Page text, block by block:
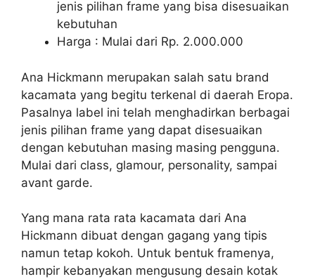
jenis pilihan frame yang bisa disesuaikan
kebutuhan
Harga : Mulai dari Rp. 2.000.000
Ana Hickmann merupakan salah satu brand
kacamata yang begitu terkenal di daerah Eropa.
Pasalnya label ini telah menghadirkan berbagai
jenis pilihan frame yang dapat disesuaikan
dengan kebutuhan masing masing pengguna.
Mulai dari class, glamour, personality, sampai
avant garde.
Yang mana rata rata kacamata dari Ana
Hickmann dibuat dengan gagang yang tipis
namun tetap kokoh. Untuk bentuk framenya,
hampir kebanyakan mengusung desain kotak